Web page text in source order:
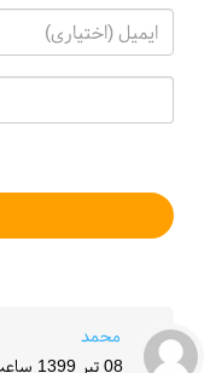
محمد
08 تیر 1399 ساعت 02:48:04